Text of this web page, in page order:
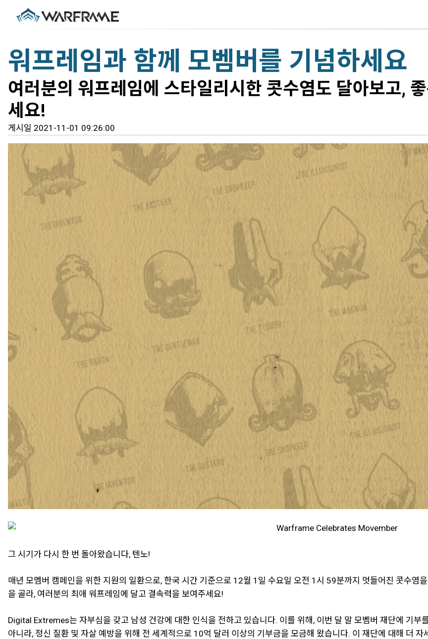
워프레임과 함께 모벰버를 기념하세요
여러분의 워프레임에 스타일리시한 콧수염도 달아보고,
세요!
게시일 2021-11-01 09:26:00
그 시기가 다시 한 번 돌아왔습니다, 텐노!
매년 모멤버 캠페인을 위한 지원의 일환으로, 한국 시간 기준으로 12월 1일 수요일 오전 1시 59분까지 멋들어진 콧수염
을 골라, 여러분의 최애 워프레임에 달고 결속력을 보여주세요!
Digital Extremes는 자부심을 갖고 남성 건강에 대한 인식을 전하고 있습니다. 이를 위해, 이번 달 말 모벰버 재단에 기
아니라, 정신 질환 및 자살 예방을 위해 전 세계적으로 10억 달러 이상의 기부금을 모금해 왔습니다. 이 재단에 대해 더 자